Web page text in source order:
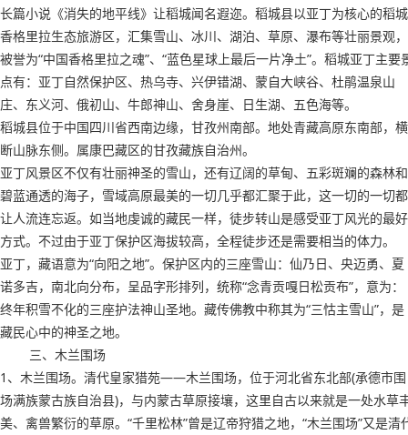
长篇小说《消失的地平线》让稻城闻名遐迩。稻城县以亚丁为核心的稻城
香格里拉生态旅游区，汇集雪山、冰川、湖泊、草原、瀑布等壮丽景观，
被誉为“中国香格里拉之魂”、“蓝色星球上最后一片净土”。稻城亚丁主要
点有：亚丁自然保护区、热乌寺、兴伊错湖、蒙自大峡谷、杜鹃温泉山
庄、东义河、俄初山、牛郎神山、舍身崖、日生湖、五色海等。
稻城县位于中国四川省西南边缘，甘孜州南部。地处青藏高原东南部，横
断山脉东侧。属康巴藏区的甘孜藏族自治州。
亚丁风景区不仅有壮丽神圣的雪山，还有辽阔的草甸、五彩斑斓的森林和
碧蓝通透的海子，雪域高原最美的一切几乎都汇聚于此，这一切的一切都
让人流连忘返。如当地虔诚的藏民一样，徒步转山是感受亚丁风光的最好
方式。不过由于亚丁保护区海拔较高，全程徒步还是需要相当的体力。
亚丁，藏语意为“向阳之地”。保护区内的三座雪山：仙乃日、央迈勇、夏
诺多吉，南北向分布，呈品字形排列，统称“念青贡嘎日松贡布”，意为：
终年积雪不化的三座护法神山圣地。藏传佛教中称其为“三怙主雪山”，是
藏民心中的神圣之地。
三、木兰围场
1、木兰围场。清代皇家猎苑——木兰围场，位于河北省东北部(承德市围
场满族蒙古族自治县)，与内蒙古草原接壤，这里自古以来就是一处水草
美、禽兽繁衍的草原。“千里松林”曾是辽帝狩猎之地，“木兰围场”又是清